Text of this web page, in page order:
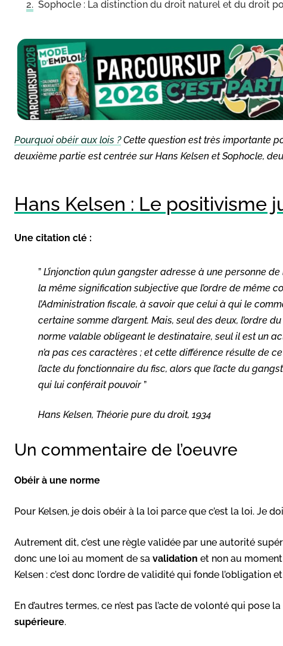
Sophocle : La distinction du droit naturel et du droit
Pourquoi obéir aux lois ?Cette question est très importante
deuxième partie est centrée sur Hans Kelsen et Sophocle,
Hans Kelsen : Le positivisme
Une citation clé :
” L’injonction qu’un gangster adresse à une personne
la même signification subjective que l’ordre de même
l’Administration fiscale, à savoir que celui à qui le
certaine somme d’argent. Mais, seul des deux, l’ordre
norme valable obligeant le destinataire, seul il est un
n’a pas ces caractères ; et cette différence résulte de
l’acte du fonctionnaire du fisc, alors que l’acte du
qui lui conférait pouvoir ”
Hans Kelsen, Théorie pure du droit, 1934
Un commentaire de l’oeuvre
Obéir à une norme
Pour Kelsen, je dois obéir à la loi parce que c’est la loi. Je
Autrement dit, c’est une règle validée par une autorité
donc une loi au moment de sa validation et non au
Kelsen : c’est donc l’ordre de validité qui fonde l’obligation
En d’autres termes, ce n’est pas l’acte de volonté qui pose
supérieure.